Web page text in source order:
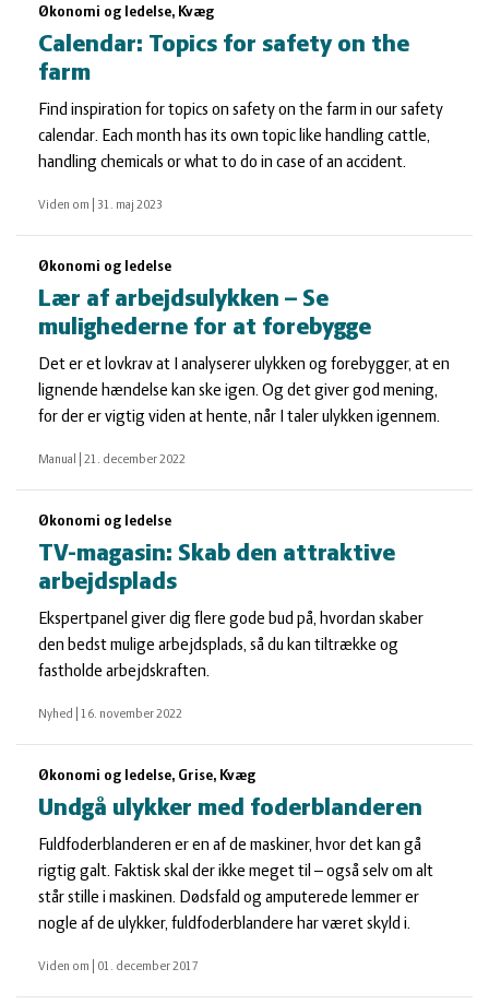
Økonomi og ledelse, Kvæg
Calendar: Topics for safety on the
farm
Find inspiration for topics on safety on the farm in our safety
calendar. Each month has its own topic like handling cattle,
handling chemicals or what to do in case of an accident.
Viden om 31. maj 2023
Økonomi og ledelse
Lær af arbejdsulykken – Se
mulighederne for at forebygge
Det er et lovkrav at I analyserer ulykken og forebygger, at en
lignende hændelse kan ske igen. Og det giver god mening,
for der er vigtig viden at hente, når I taler ulykken igennem.
Manual 21. december 2022
Økonomi og ledelse
TV-magasin: Skab den attraktive
arbejdsplads
Ekspertpanel giver dig flere gode bud på, hvordan skaber
den bedst mulige arbejdsplads, så du kan tiltrække og
fastholde arbejdskraften.
Nyhed 16. november 2022
Økonomi og ledelse, Grise, Kvæg
Undgå ulykker med foderblanderen
Fuldfoderblanderen er en af de maskiner, hvor det kan gå
rigtig galt. Faktisk skal der ikke meget til – også selv om alt
står stille i maskinen. Dødsfald og amputerede lemmer er
nogle af de ulykker, fuldfoderblandere har været skyld i.
Viden om 01. december 2017